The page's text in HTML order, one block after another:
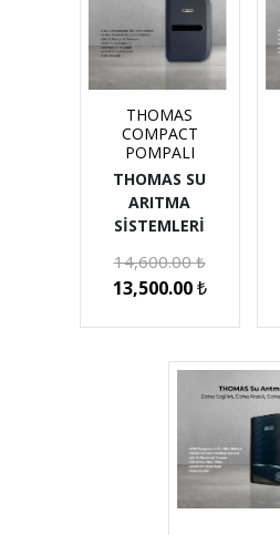
THOMAS
COMPACT
POMPALI
THOMAS SU
ARITMA
SİSTEMLERİ
14,600.00₺
13,500.00₺